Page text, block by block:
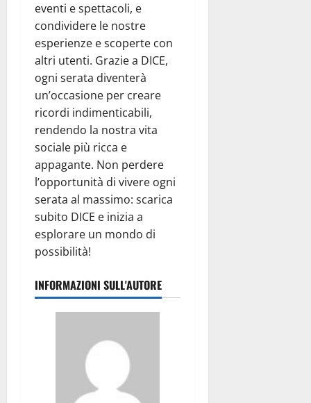
eventi e spettacoli, e
condividere le nostre
esperienze e scoperte con
altri utenti. Grazie a DICE,
ogni serata diventerà
un’occasione per creare
ricordi indimenticabili,
rendendo la nostra vita
sociale più ricca e
appagante. Non perdere
l’opportunità di vivere ogni
serata al massimo: scarica
subito DICE e inizia a
esplorare un mondo di
possibilità!
INFORMAZIONI SULL'AUTORE